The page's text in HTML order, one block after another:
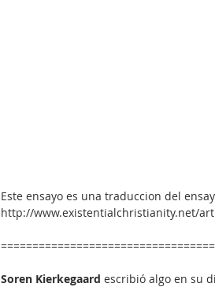
Este ensayo es una traduccion del
http://www.existentialchristianity.net/
Soren Kierkegaard escribió algo en su